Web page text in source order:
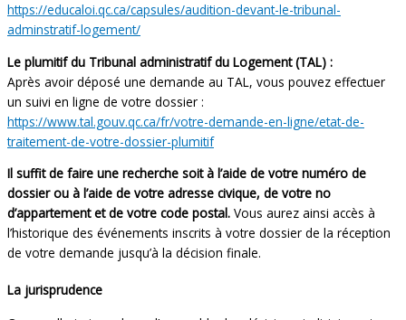
https://educaloi.qc.ca/capsules/audition-devant-le-tribunal-
adminstratif-logement/
Le plumitif du Tribunal administratif du Logement (TAL) :
Après avoir déposé une demande au TAL, vous pouvez effectuer
un suivi en ligne de votre dossier :
https://www.tal.gouv.qc.ca/fr/votre-demande-en-ligne/etat-de-
traitement-de-votre-dossier-plumitif
Il suffit de faire une recherche soit à l’aide de votre numéro de
dossier ou à l’aide de votre adresse civique, de votre no
d’appartement et de votre code postal. Vous aurez ainsi accès à
l’historique des événements inscrits à votre dossier de la réception
de votre demande jusqu’à la décision finale.
La jurisprudence